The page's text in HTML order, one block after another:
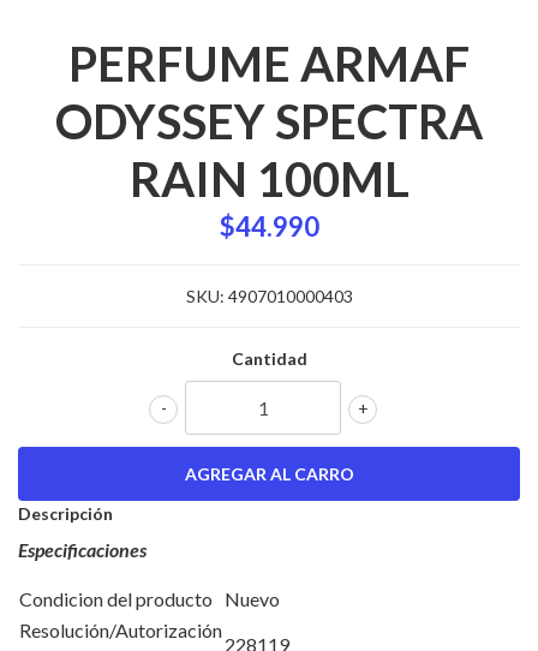
PERFUME ARMAF
ODYSSEY SPECTRA
RAIN 100ML
$44.990
SKU: 4907010000403
Cantidad
+
-
Descripción
Especificaciones
Condicion del producto
Nuevo
Resolución/Autorización
228119